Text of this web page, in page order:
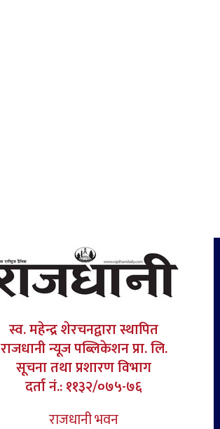
स्व. महेन्द्र शेरचनद्वारा स्थापित
राजधानी न्यूज पब्लिकेशन प्रा. लि.
सूचना तथा प्रशारण विभाग
दर्ता नं.: ११३२/०७५-७६
राजधानी भवन